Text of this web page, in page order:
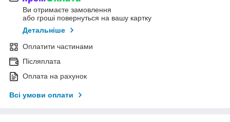
Ви отримаєте замовлення
або гроші повернуться на вашу картку
Детальніше
Оплатити частинами
Післяплата
Оплата на рахунок
Всі умови оплати